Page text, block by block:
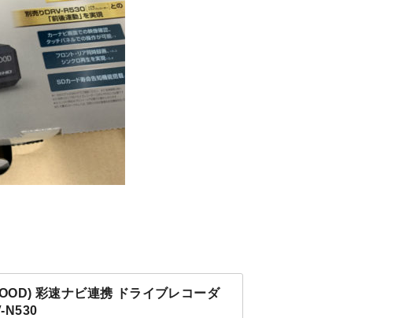
彩速ナビ連携 ドライブレコーダ
N530